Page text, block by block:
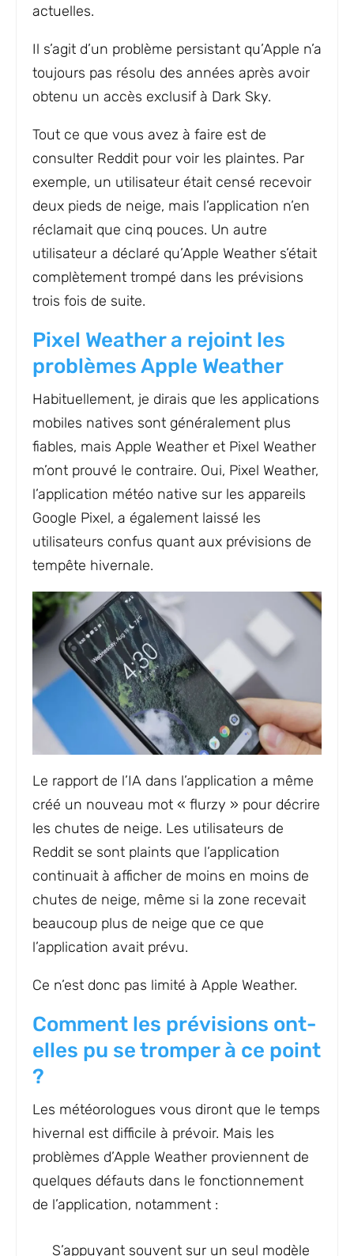
actuelles.
Il s’agit d’un problème persistant qu’Apple n’a
toujours pas résolu des années après avoir
obtenu un accès exclusif à Dark Sky.
Tout ce que vous avez à faire est de
consulter Reddit pour voir les plaintes. Par
exemple, un utilisateur était censé recevoir
deux pieds de neige, mais l’application n’en
réclamait que cinq pouces. Un autre
utilisateur a déclaré qu’Apple Weather s’était
complètement trompé dans les prévisions
trois fois de suite.
Pixel Weather a rejoint les
problèmes Apple Weather
Habituellement, je dirais que les applications
mobiles natives sont généralement plus
fiables, mais Apple Weather et Pixel Weather
m’ont prouvé le contraire. Oui, Pixel Weather,
l’application météo native sur les appareils
Google Pixel, a également laissé les
utilisateurs confus quant aux prévisions de
tempête hivernale.
Le rapport de l’IA dans l’application a même
créé un nouveau mot « flurzy » pour décrire
les chutes de neige. Les utilisateurs de
Reddit se sont plaints que l’application
continuait à afficher de moins en moins de
chutes de neige, même si la zone recevait
beaucoup plus de neige que ce que
l’application avait prévu.
Ce n’est donc pas limité à Apple Weather.
Comment les prévisions ont-
elles pu se tromper à ce point
?
Les météorologues vous diront que le temps
hivernal est difficile à prévoir. Mais les
problèmes d’Apple Weather proviennent de
quelques défauts dans le fonctionnement
de l’application, notamment :
S’appuyant souvent sur un seul modèle